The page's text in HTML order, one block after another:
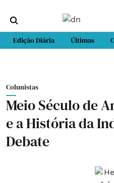
Edição Diária Últimas
Colunistas
Meio Século de
e a História da
Debate